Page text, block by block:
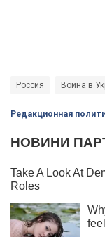
Россия Война в
Редакционная